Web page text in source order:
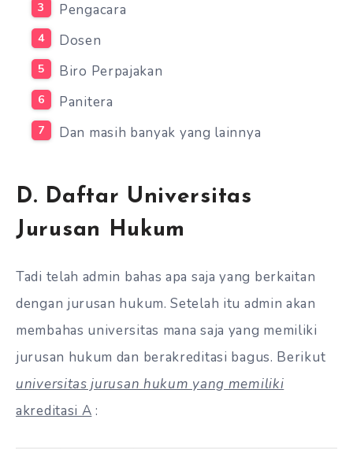
Pengacara
Dosen
Biro Perpajakan
Panitera
Dan masih banyak yang lainnya
D. Daftar Universitas
Jurusan Hukum
Tadi telah admin bahas apa saja yang berkaitan
dengan jurusan hukum. Setelah itu admin akan
membahas universitas mana saja yang memiliki
jurusan hukum dan berakreditasi bagus. Berikut
universitas jurusan hukum yang memiliki
akreditasi A :